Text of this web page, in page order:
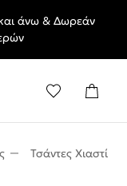
τιμές που θες.
άνω & Δωρεάν
Τσάντες Χιαστί